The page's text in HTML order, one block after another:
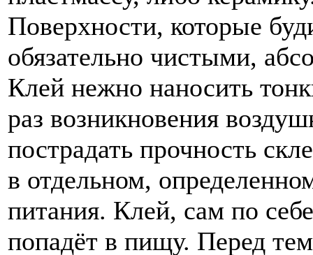
Поверхности, которые
обязательно чистыми,
Клей нежно наносить
раз возникновения
пострадать прочность
в отдельном,
питания. Клей, сам по
попадёт в пищу. Перед